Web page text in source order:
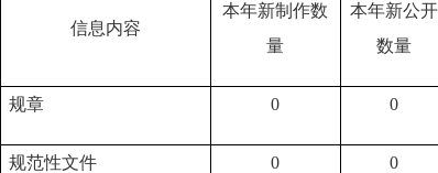
信息内容
本年新制作数
量
本年新公开
数量
规章 0 0
规范性文件 0 0